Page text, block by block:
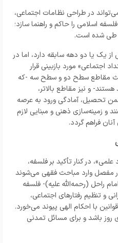
در طراحی نظامات اجتماعی،
اسلامی را حاکم و راهنما سازد؛
طی شده است.
یک یا دو دهه سابقه دارد، اما در
اجتماعی» مورد بازبینی قرار
مقاطع سطح دو و سطح سه -که
و نیز مقاطع بالاتر،
تحصیل، آمادگی ورود به عرصه
و زمینه‌سازی ذهنی و مبنایی لازم
فراهم گردد.
در کنار تأکید بر فلسفه،
مفصل وارد مباحث فقهی می‌شوند
راحل (رحمه‌الله علیه)- فلسفه
تنظیم رفتارهای اجتماعی،
با احکام الهی پیوند می‌خورد.
روز باشد و برای مسائل تمدنی